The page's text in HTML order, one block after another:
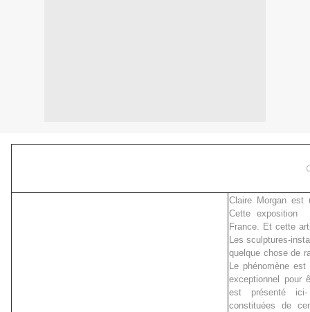
Claire Morgan est
Cette exposition
France. Et cette
Les sculptures-
quelque chose de
Le phénomène
exceptionnel pour
est présenté
constituées de